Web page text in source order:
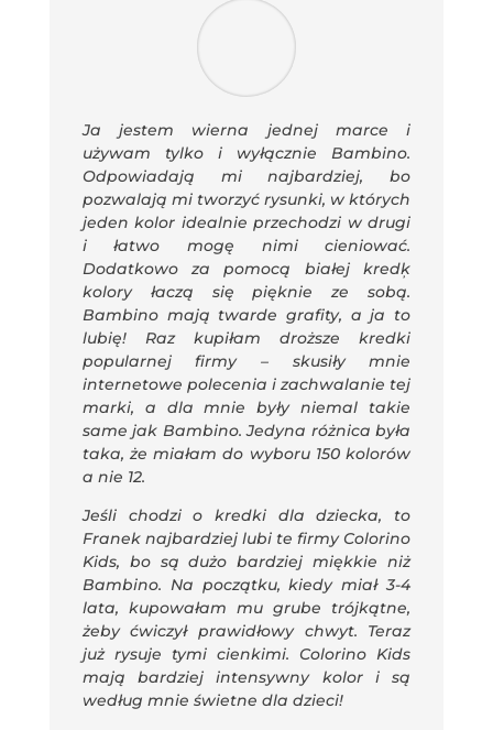
Ja jestem wierna jednej marce i
używam tylko i wyłącznie Bambino.
Odpowiadają mi najbardziej, bo
pozwalają mi tworzyć rysunki, w których
jeden kolor idealnie przechodzi w drugi
i łatwo mogę nimi cieniować.
Dodatkowo za pomocą białej kredķ
kolory łaczą się pięknie ze sobą.
Bambino mają twarde grafity, a ja to
lubię! Raz kupiłam droższe kredki
popularnej firmy – skusiły mnie
internetowe polecenia i zachwalanie tej
marki, a dla mnie były niemal takie
same jak Bambino. Jedyna różnica była
taka, że miałam do wyboru 150 kolorów
a nie 12.
Jeśli chodzi o kredki dla dziecka, to
Franek najbardziej lubi te firmy Colorino
Kids, bo są dużo bardziej miękkie niż
Bambino. Na początku, kiedy miał 3-4
lata, kupowałam mu grube trójkątne,
żeby ćwiczył prawidłowy chwyt. Teraz
już rysuje tymi cienkimi. Colorino Kids
mają bardziej intensywny kolor i są
według mnie świetne dla dzieci!